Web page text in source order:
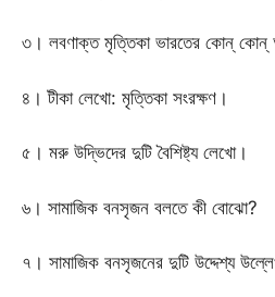
৩। লবণাক্ত মৃত্তিকা ভারতের কোন্ কোন্
৪। টীকা লেখো: মৃত্তিকা সংরক্ষণ।
৫। মরু উদ্ভিদের দুটি বৈশিষ্ট্য লেখো।
৬। সামাজিক বনসৃজন বলতে কী বোঝো?
৭। সামাজিক বনসৃজনের দুটি উদ্দেশ্য